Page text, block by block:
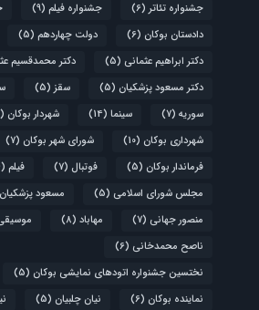
جشنواره تئاتر (6) جشنواره فیلم (9)
دادستان بوکان (6) دولت چهاردهم (5)
دکتر ابراهیم عثمانی (5) دکتر محمدقسیم
دکتر مسعود پزشکیان (5) سقز (5)
سوریه (7) سینما (14) شهردار بوکان (10)
شهرداری بوکان (10) شورای شهر بوکان (7)
فرماندار بوکان (5) فوتبال (7) فیلم (6)
مجلس شورای اسلامی (5) مسعود پزشکیان
منصور جهانی (7) مهاباد (8)
ناصح محمدخانی (6)
نختسین جشنواره اتودهای نمایشی بوکان (5)
نماینده بوکان (6) نیان چلبیان (5)